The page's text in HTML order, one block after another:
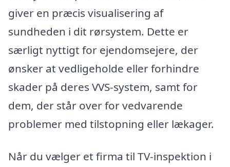
giver en præcis visualisering af
sundheden i dit rørsystem. Dette er
særligt nyttigt for ejendomsejere, der
ønsker at vedligeholde eller forhindre
skader på deres VVS-system, samt for
dem, der står over for vedvarende
problemer med tilstopning eller lækager.
Når du vælger et firma til TV-inspektion i